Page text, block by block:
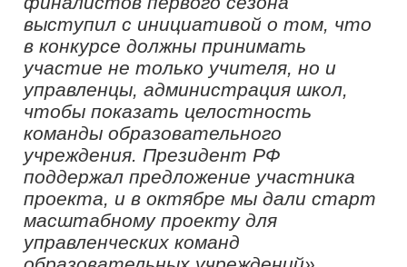
колледжей. Третий трек – «Флагманы
образования. Муниципалитеты» –
ориентирован на управленческие
команды муниципальных органов
управления образованием
(руководители и их заместители,
руководители структурных
подразделений, руководители
образовательных учреждений).
Четвёртый – «Флагманы
дополнительного образования»
направлен на выявление и поддержку
талантливых управленцев системы
дополнительного образования,
обладающих высоким уровнем
лидерских качеств.